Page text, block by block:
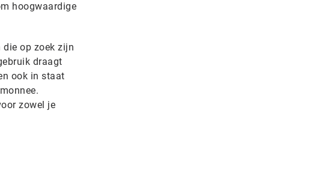
hoogwaardige
op zoek zijn
draagt
ook in staat
zowel je